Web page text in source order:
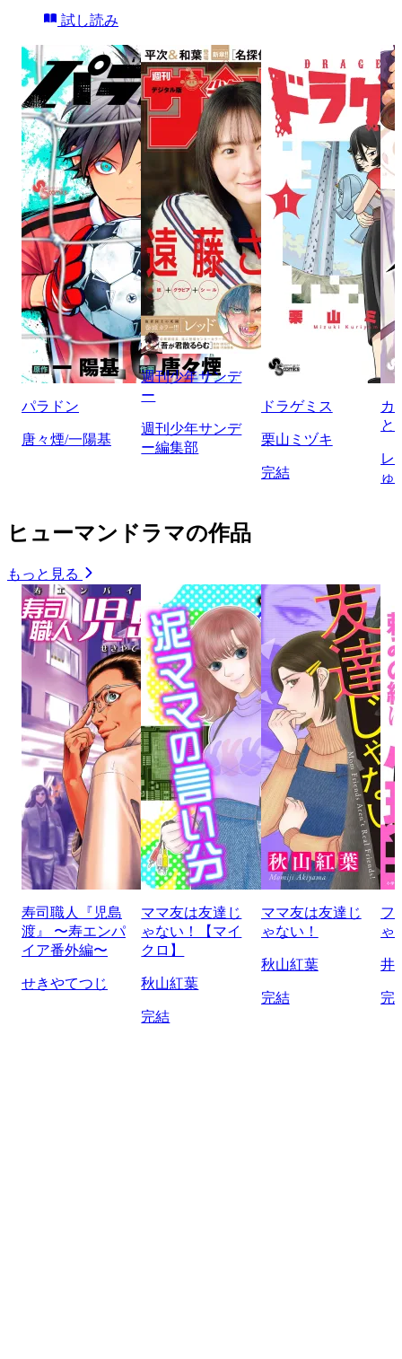
試し読み
パラドン
唐々煙/一陽基
週刊少年サンデ
ー
週刊少年サンデ
ー編集部
ドラゲミス
栗山ミヅキ
完結
カ
と
レ
ゅ
ヒューマンドラマの作品
もっと見る
寿司職人『児島
渡』 〜寿エンパ
イア番外編〜
せきやてつじ
ママ友は友達じ
ゃない！【マイ
クロ】
秋山紅葉
完結
ママ友は友達じ
ゃない！
秋山紅葉
完結
フ
ゃ
井
完